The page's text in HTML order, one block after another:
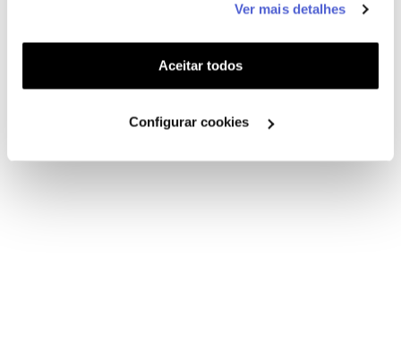
funcionalidades (cookies de personalização e
funcionalidade) e adaptar anúncios aos seus interesses
(cookies de publicidade personalizada). Pode gerir a
Ver mais detalhes
Aceitar todos
Configurar cookies